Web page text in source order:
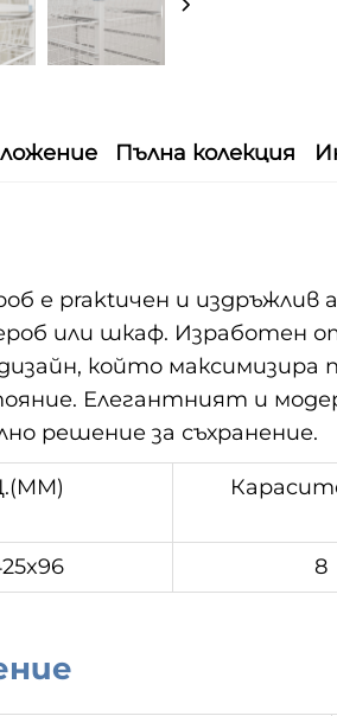
Пълна колекция
е praktичен и издръжлив
или шкаф.
който максимизира
Елегантният и
решение за съхранение.
8